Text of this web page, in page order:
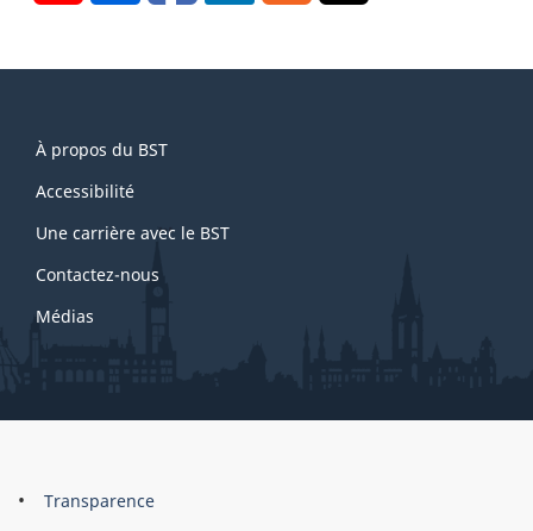
this
site
À propos du BST
Accessibilité
Une carrière avec le BST
Contactez-nous
Médias
About
Brand
Transparence